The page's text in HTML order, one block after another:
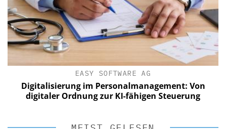
EASY SOFTWARE AG
Digitalisierung im Personalmanagement: Von
digitaler Ordnung zur KI-fähigen Steuerung